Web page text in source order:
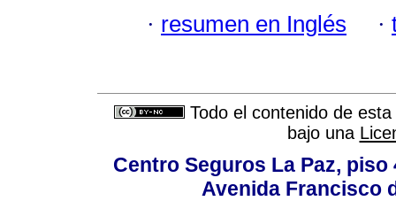
· resumen en Inglés ·
Todo el contenido de
bajo una
Centro Seguros La Paz,
Avenida Francisco